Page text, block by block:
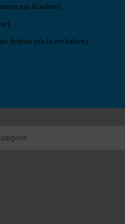
mit Kindern)
Schnur (nicht enthalten).